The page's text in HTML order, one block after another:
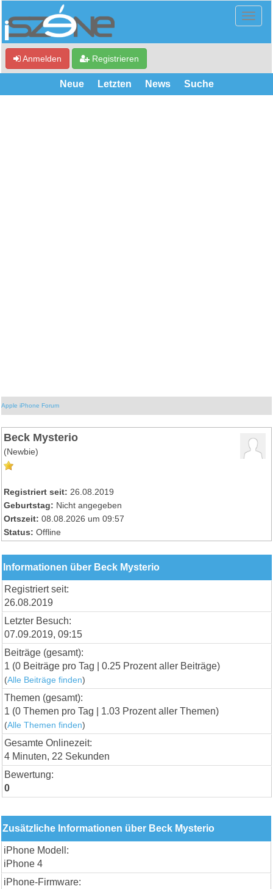
Anmelden Registrieren
Neue Letzten News Suche
Apple iPhone Forum
Beck Mysterio
(Newbie)
Registriert seit: 26.08.2019
Geburtstag: Nicht angegeben
Ortszeit: 08.08.2026 um 09:57
Status: Offline
Informationen über Beck Mysterio
Registriert seit:
26.08.2019
Letzter Besuch:
07.09.2019, 09:15
Beiträge (gesamt):
1 (0 Beiträge pro Tag | 0.25 Prozent aller Beiträge)
(Alle Beiträge finden)
Themen (gesamt):
1 (0 Themen pro Tag | 1.03 Prozent aller Themen)
(Alle Themen finden)
Gesamte Onlinezeit:
4 Minuten, 22 Sekunden
Bewertung:
0
Zusätzliche Informationen über Beck Mysterio
iPhone Modell:
iPhone 4
iPhone-Firmware: